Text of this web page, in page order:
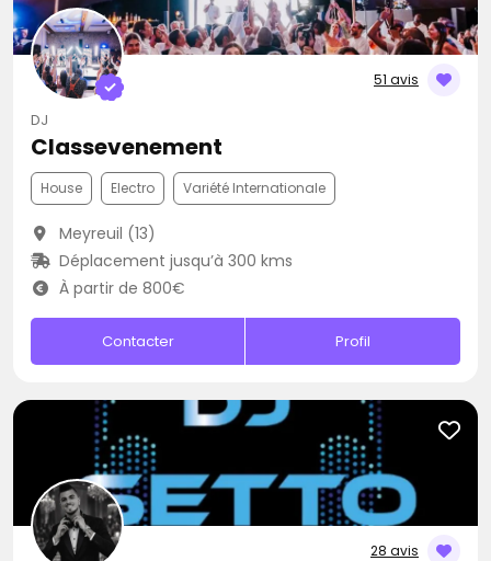
51 avis
DJ
Classevenement
House Electro Variété Internationale
Meyreuil (13)
Déplacement jusqu’à 300 kms
À partir de 800€
Contacter Profil
28 avis